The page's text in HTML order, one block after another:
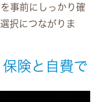
事前にしっかり確
択につながりま
険と自費で